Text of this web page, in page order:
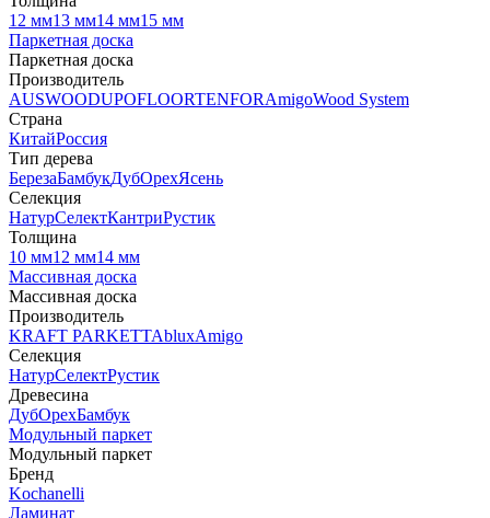
12 мм13 мм14 мм15 мм
Паркетная доска
Паркетная доска
Производитель
AUSWOODUPOFLOORTENFORAmigoWood System
Страна
КитайРоссия
Тип дерева
БерезаБамбукДубОрехЯсень
Селекция
НатурСелектКантриРустик
Толщина
10 мм12 мм14 мм
Массивная доска
Массивная доска
Производитель
KRAFT PARKETTAbluxAmigo
Селекция
НатурСелектРустик
Древесина
ДубОрехБамбук
Модульный паркет
Модульный паркет
Бренд
Kochanelli
Ламинат